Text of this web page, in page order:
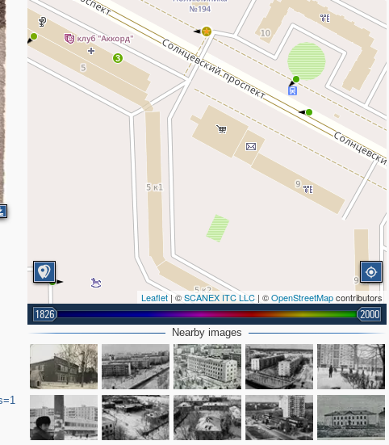
3
Leaflet | ©SCANEX ITC LLC | ©OpenStreetMapcontributors
1826 2000
Nearby images